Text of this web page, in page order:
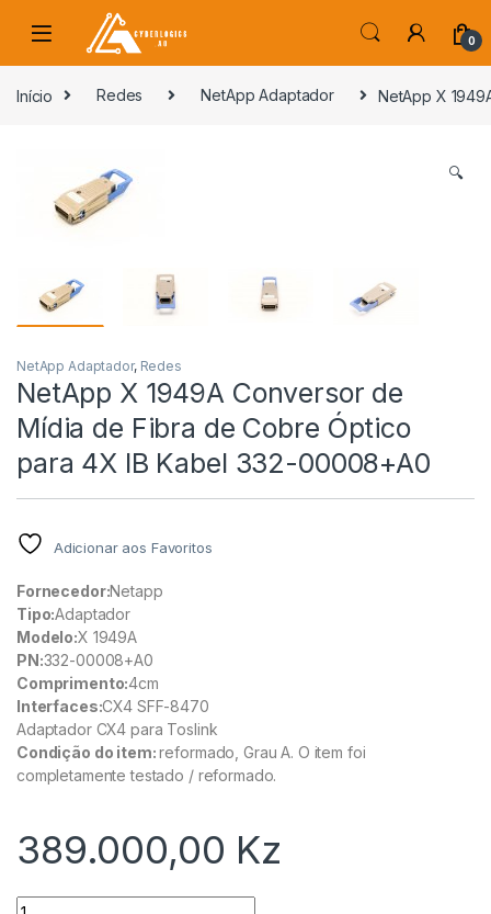
Skip to navigation
0
Início Redes NetApp Adaptador NetApp X
🔍
NetApp Adaptador, Redes
NetApp X 1949A Conversor de
Mídia de Fibra de Cobre Óptico
para 4X IB Kabel 332-00008+A0
Adicionar aos Favoritos
Fornecedor:Netapp
Tipo:Adaptador
Modelo:X 1949A
PN:332-00008+A0
Comprimento:4cm
Interfaces:CX4 SFF-8470
Adaptador CX4 para Toslink
Condição do item:reformado, Grau A. O item foi
completamente testado / reformado.
389.000,00 Kz
Quantidade